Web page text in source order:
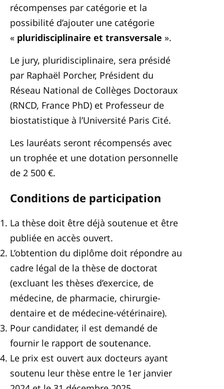
récompenses par catégorie et la
possibilité d’ajouter une catégorie
« pluridisciplinaire et transversale ».
Le jury, pluridisciplinaire, sera présidé
par Raphaël Porcher, Président du
Réseau National de Collèges Doctoraux
(RNCD, France PhD) et Professeur de
biostatistique à l’Université Paris Cité.
Les lauréats seront récompensés avec
un trophée et une dotation personnelle
de 2 500 €.
Conditions de participation
La thèse doit être déjà soutenue et être
publiée en accès ouvert.
L’obtention du diplôme doit répondre au
cadre légal de la thèse de doctorat
(excluant les thèses d’exercice, de
médecine, de pharmacie, chirurgie-
dentaire et de médecine-vétérinaire).
Pour candidater, il est demandé de
fournir le rapport de soutenance.
Le prix est ouvert aux docteurs ayant
soutenu leur thèse entre le 1er janvier